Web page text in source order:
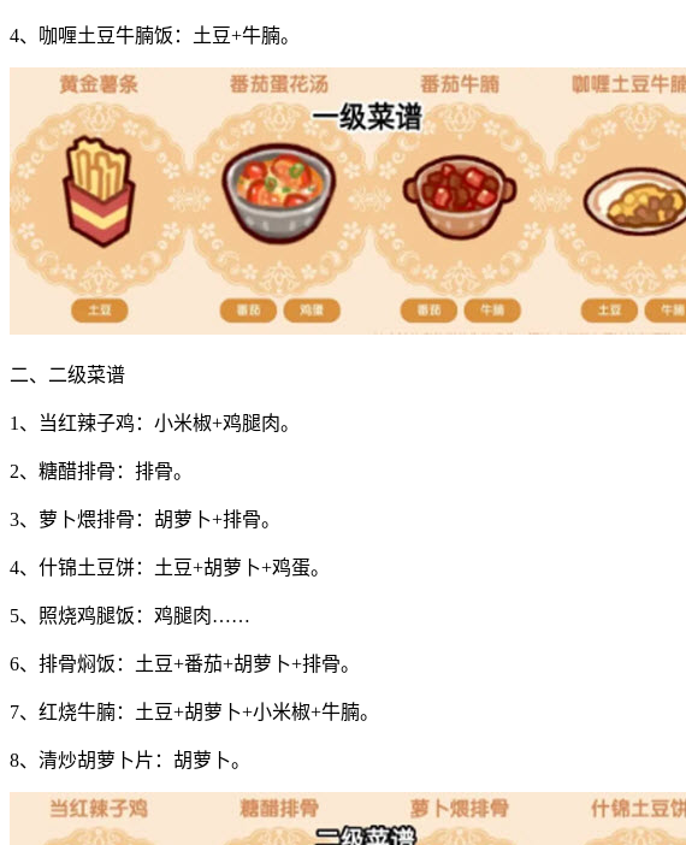
4、咖喱土豆牛腩饭：土豆+牛腩。
二、二级菜谱
1、当红辣子鸡：小米椒+鸡腿肉。
2、糖醋排骨：排骨。
3、萝卜煨排骨：胡萝卜+排骨。
4、什锦土豆饼：土豆+胡萝卜+鸡蛋。
5、照烧鸡腿饭：鸡腿肉……
6、排骨焖饭：土豆+番茄+胡萝卜+排骨。
7、红烧牛腩：土豆+胡萝卜+小米椒+牛腩。
8、清炒胡萝卜片：胡萝卜。